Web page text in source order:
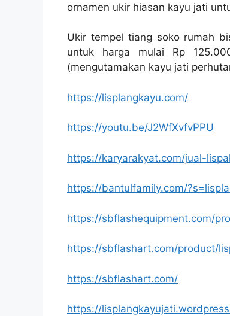
ornamen ukir hiasan kayu jati
Ukir tempel tiang soko rumah
untuk harga mulai Rp
(mengutamakan kayu jati
https://lisplangkayu.com/
https://youtu.be/J2WfXvfvPPU
https://karyarakyat.com/jual-
https://bantulfamily.com/
https://sbflashequipment.com/
https://sbflashart.com/product/
https://sbflashart.com/
https://